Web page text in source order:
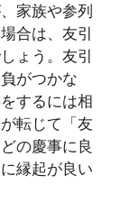
家族や参列
合は、友引
ょう。友引
がつかな
するには相
転じて「友
の慶事に良
縁起が良い